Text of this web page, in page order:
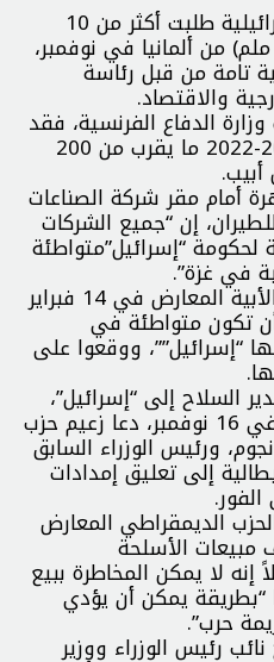
كما ذكرت أن الحكومة الإسرائيلية طلبت أكثر من 10
آلاف ذخيرة دبابة (عيار 120 ملم) من ألمانيا في نوفمبر،
تامة من قبل رئاسة
والاقتصاد.
الدفاع الفرنسية، فقد
باعت باريس في الفترة 2013-2022 ما يقرب من 200
أمام مقر شركة الصناعات
إن “جميع الشركات
لحكومة “إسرائيل”متواطئة
في غزة”.
وأعلن نواب من حزب فرنسا الأبية المعارض في 14 فبراير
أن تكون متواطئة في
“إسرائيل””، ووقعوا على
السلاح إلى “إسرائيل”،
وصلت كذلك إلى إيطاليا، ففي 16 نوفمبر، دعا زعيم حزب
المعارضة الإيطالي حركة 5 نجوم، ورئيس الوزراء السابق
إلى تعليق إمدادات
الديمقراطي المعارض
مبيعات الأسلحة
20 يناير قائلاً إنه لا يمكن المخاطرة ببيع
“بطريقة يمكن أن يؤدي
حرب”.
رئيس الوزراء ووزير